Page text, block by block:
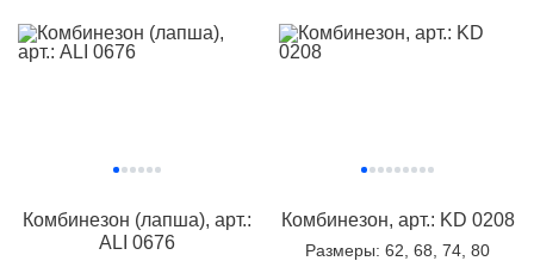
Комбинезон (лапша), арт.:
ALI 0676
Комбинезон, арт.: KD 0208
Размеры: 62, 68, 74, 80